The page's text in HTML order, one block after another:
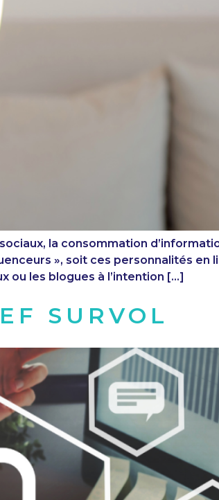
la consommation
», soit ces personnalités en
ou les blogues à l’intention […]
SURVOL